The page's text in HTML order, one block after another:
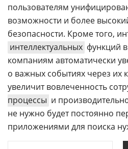
пользователям
возможности и более
безопасности. Кроме того,
интеллектуальных функций в
компаниям автоматически
о важных событиях через их
увеличит вовлеченность
процессы и
не нужно будет постоянно
приложениями для поиска